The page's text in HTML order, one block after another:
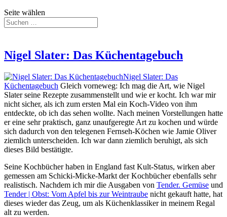
Seite wählen
Nigel Slater: Das Küchentagebuch
Nigel Slater: Das
Küchentagebuch Gleich vorneweg: Ich mag die Art, wie Nigel
Slater seine Rezepte zusammenstellt und wie er kocht. Ich war mir
nicht sicher, als ich zum ersten Mal ein Koch-Video von ihm
entdeckte, ob ich das sehen wollte. Nach meinen Vorstellungen hatte
er eine sehr praktisch, ganz unaufgeregte Art zu kochen und würde
sich dadurch von den telegenen Fernseh-Köchen wie Jamie Oliver
ziemlich unterscheiden. Ich war dann ziemlich beruhigt, als sich
dieses Bild bestätigte.
Seine Kochbücher haben in England fast Kult-Status, wirken aber
gemessen am Schicki-Micke-Markt der Kochbücher ebenfalls sehr
realistisch. Nachdem ich mir die Ausgaben von Tender. Gemüse und
Tender | Obst: Vom Apfel bis zur Weintraube nicht gekauft hatte, hat
dieses wieder das Zeug, um als Küchenklassiker in meinem Regal
alt zu werden.